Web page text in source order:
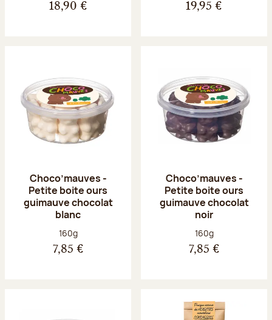
18,90 € 19,95 €
Choco’mauves -
Petite boite ours
guimauve chocolat
blanc
Poids net :
160g
7,85 €
Choco’mauves -
Petite boite ours
guimauve chocolat
noir
Poids net :
160g
7,85 €